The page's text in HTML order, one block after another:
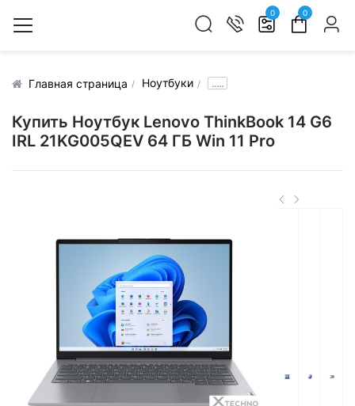
0 0
Главная страница Ноутбуки .....
Купить Ноутбук Lenovo ThinkBook 14 G6
IRL 21KG005QEV 64 ГБ Win 11 Pro